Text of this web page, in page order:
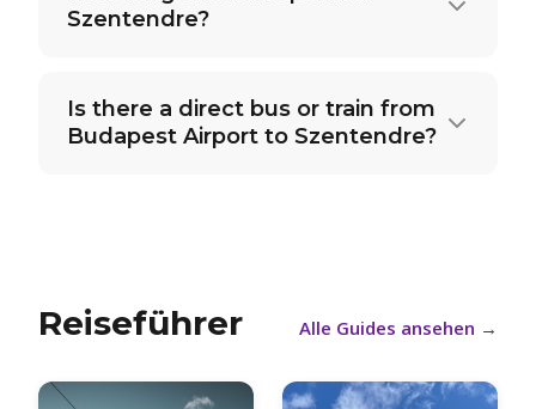
Szentendre?
Is there a direct bus or train from
Budapest Airport to Szentendre?
Reiseführer Alle Guides ansehen →